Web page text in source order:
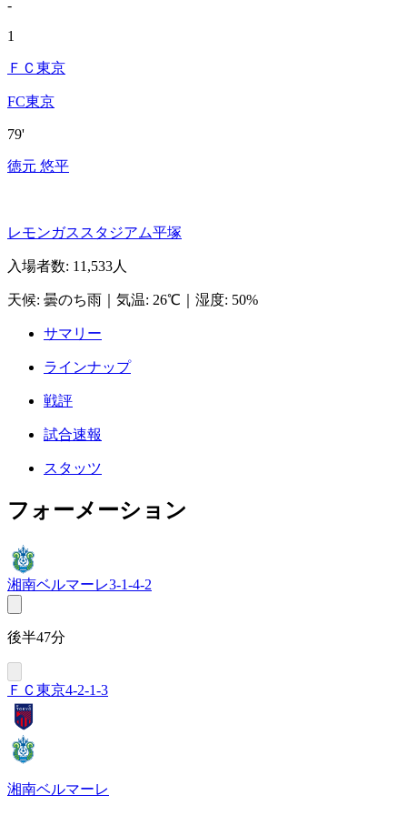
-
1
ＦＣ東京
FC東京
79'
徳元 悠平
レモンガススタジアム平塚
入場者数: 11,533人
天候: 曇のち雨 気温: 26℃ 湿度: 50%
サマリー
ラインナップ
戦評
試合速報
スタッツ
フォーメーション
湘南ベルマーレ3-1-4-2
後半47分
ＦＣ東京4-2-1-3
湘南ベルマーレ